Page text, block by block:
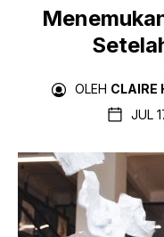
OLEH CLAIRE
JUL